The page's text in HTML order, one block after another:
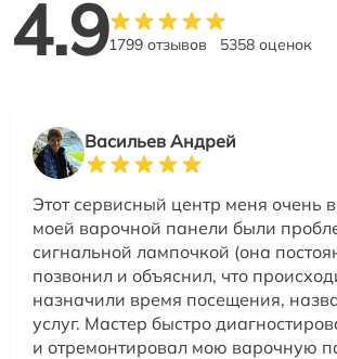
4.91799 отзывов 5358 оценок
Васильев Андрей
Этот сервисный центр меня очень
моей варочной панели были
сигнальной лампочкой (она
позвонил и объяснил, что
назначили время посещения,
услуг. Мастер быстро
и отремонтировал мою варочную